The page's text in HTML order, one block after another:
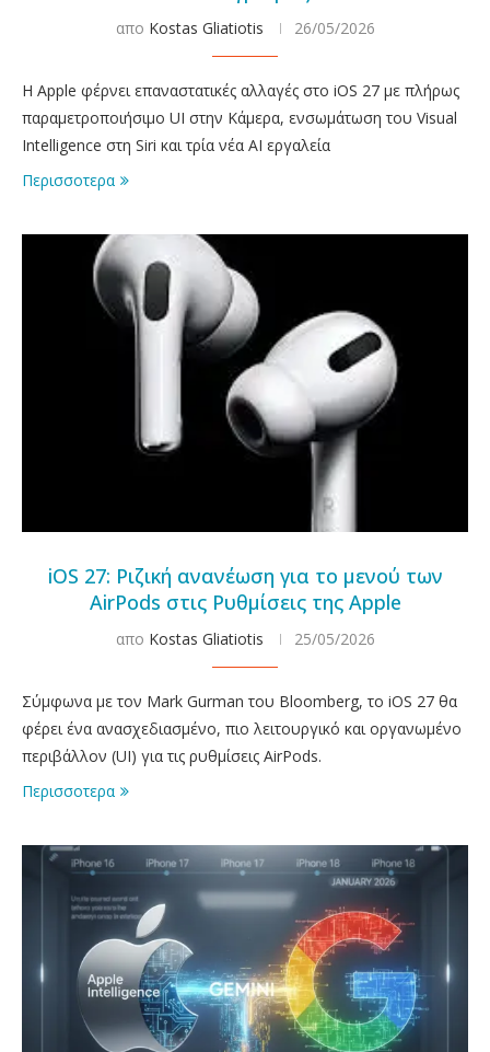
απο Kostas Gliatiotis 26/05/2026
Η Apple φέρνει επαναστατικές αλλαγές στο iOS 27 με πλήρως
παραμετροποιήσιμο UI στην Κάμερα, ενσωμάτωση του Visual
Intelligence στη Siri και τρία νέα AI εργαλεία
Περισσοτερα
iOS 27: Ριζική ανανέωση για το μενού των
AirPods στις Ρυθμίσεις της Apple
απο Kostas Gliatiotis 25/05/2026
Σύμφωνα με τον Mark Gurman του Bloomberg, το iOS 27 θα
φέρει ένα ανασχεδιασμένο, πιο λειτουργικό και οργανωμένο
περιβάλλον (UI) για τις ρυθμίσεις AirPods.
Περισσοτερα